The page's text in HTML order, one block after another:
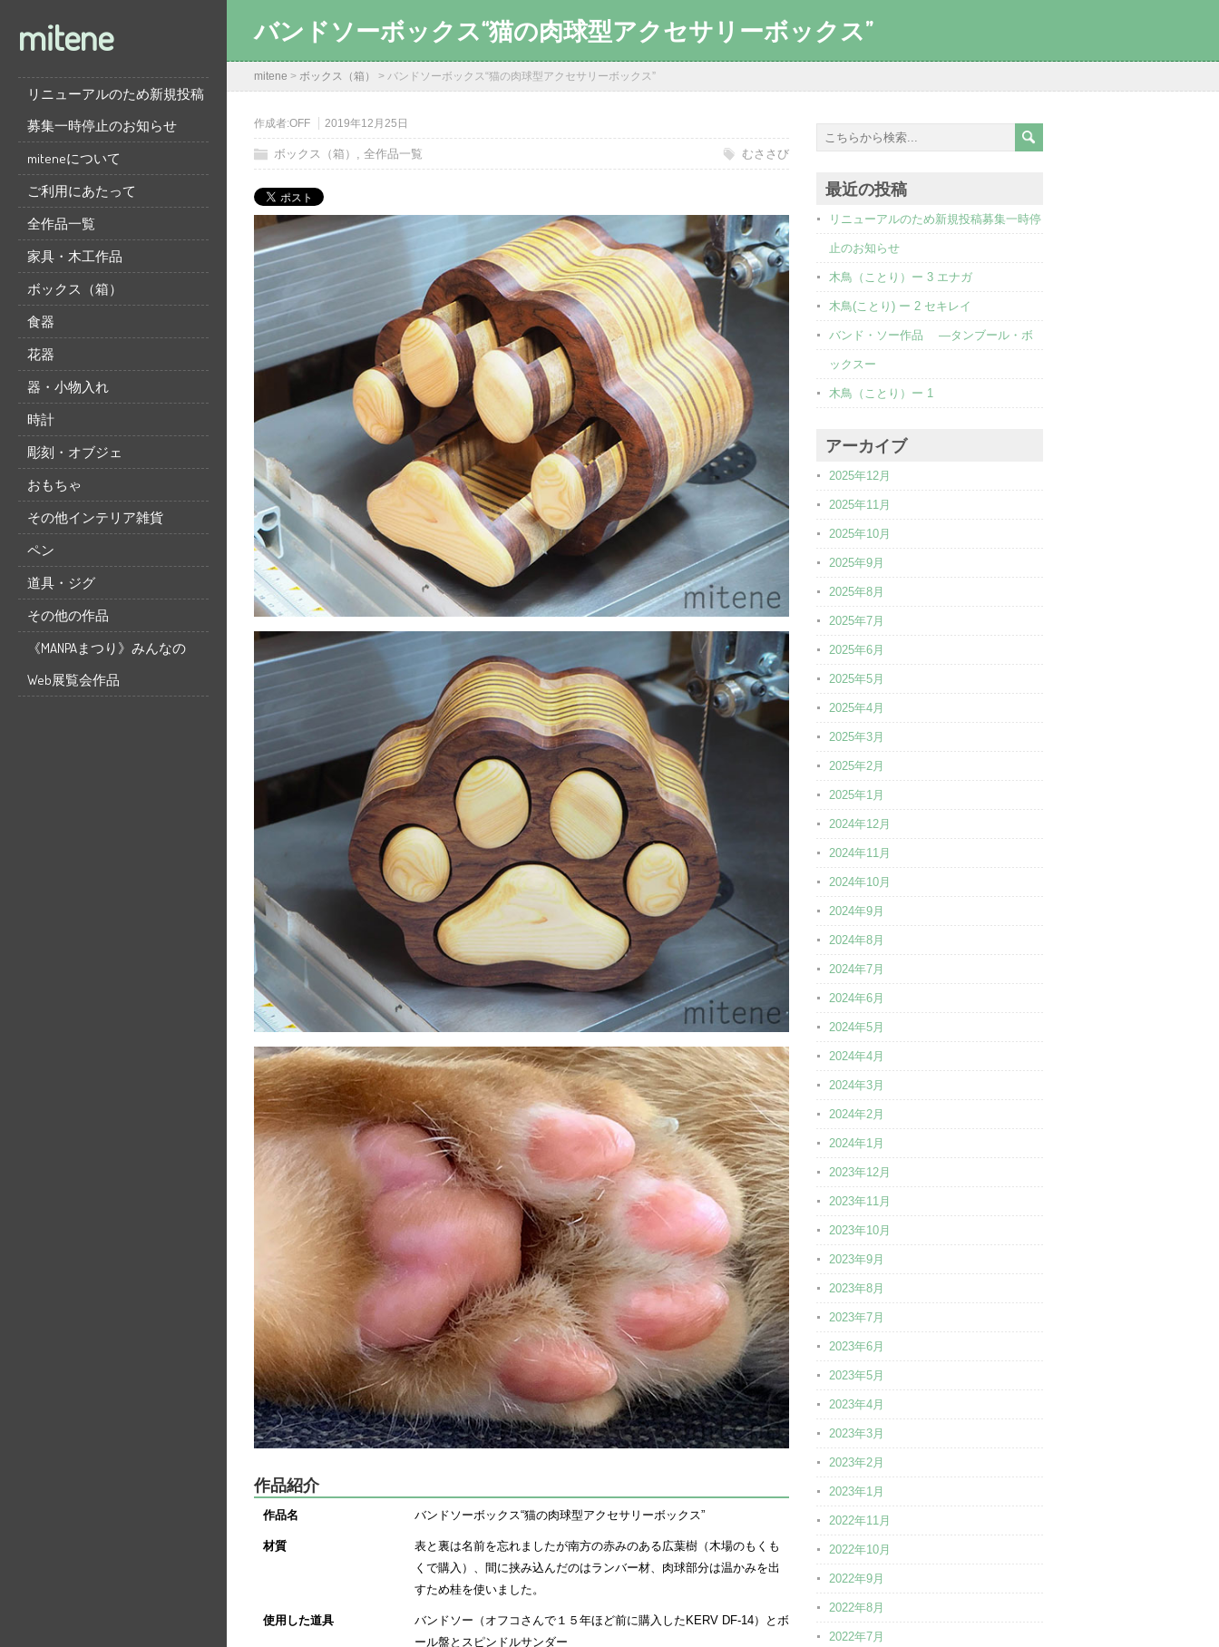
mitene
リニューアルのため新規投稿
募集一時停止のお知らせ
miteneについて
ご利用にあたって
全作品一覧
家具・木工作品
ボックス（箱）
食器
花器
器・小物入れ
時計
彫刻・オブジェ
おもちゃ
その他インテリア雑貨
ペン
道具・ジグ
その他の作品
《MANPAまつり》みんなの
Web展覧会作品
バンドソーボックス“猫の肉球型アクセサリーボックス”
mitene > ボックス（箱） > バンドソーボックス“猫の肉球型アクセサリーボックス”
作成者:OFF 2019年12月25日
ボックス（箱） , 全作品一覧 むささび
作品紹介
作品名 バンドソーボックス“猫の肉球型アクセサリーボックス”
材質
表と裏は名前を忘れましたが南方の赤みのある広葉樹（木場のもくも
くで購入）、間に挟み込んだのはランバー材、肉球部分は温かみを出
すため桂を使いました。
使用した道具
バンドソー（オフコさんで１５年ほど前に購入したKERV DF-14）とボ
ール盤とスピンドルサンダー
最近の投稿
リニューアルのため新規投稿募集一時停
止のお知らせ
木鳥（ことり）ー 3 エナガ
木鳥(ことり) ー 2 セキレイ
バンド・ソー作品 ―タンブール・ボ
ックスー
木鳥（ことり）ー 1
アーカイブ
2025年12月
2025年11月
2025年10月
2025年9月
2025年8月
2025年7月
2025年6月
2025年5月
2025年4月
2025年3月
2025年2月
2025年1月
2024年12月
2024年11月
2024年10月
2024年9月
2024年8月
2024年7月
2024年6月
2024年5月
2024年4月
2024年3月
2024年2月
2024年1月
2023年12月
2023年11月
2023年10月
2023年9月
2023年8月
2023年7月
2023年6月
2023年5月
2023年4月
2023年3月
2023年2月
2023年1月
2022年11月
2022年10月
2022年9月
2022年8月
2022年7月